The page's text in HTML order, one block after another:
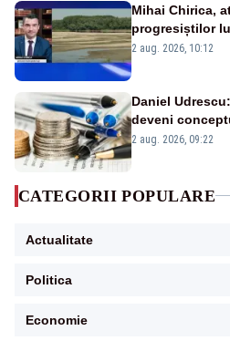
Mihai Chirica,
progresiștilor
protejăm și
2 aug. 2026, 10:12
Daniel
deveni
viitoare?
2 aug. 2026, 09:22
CATEGORII POPULARE
Actualitate
Politica
Economie